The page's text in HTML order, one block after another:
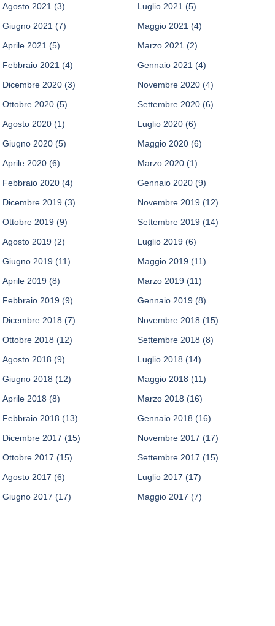
Agosto 2021 (3) Luglio 2021 (5)
Giugno 2021 (7) Maggio 2021 (4)
Aprile 2021 (5) Marzo 2021 (2)
Febbraio 2021 (4) Gennaio 2021 (4)
Dicembre 2020 (3) Novembre 2020 (4)
Ottobre 2020 (5) Settembre 2020 (6)
Agosto 2020 (1) Luglio 2020 (6)
Giugno 2020 (5) Maggio 2020 (6)
Aprile 2020 (6) Marzo 2020 (1)
Febbraio 2020 (4) Gennaio 2020 (9)
Dicembre 2019 (3) Novembre 2019 (12)
Ottobre 2019 (9) Settembre 2019 (14)
Agosto 2019 (2) Luglio 2019 (6)
Giugno 2019 (11) Maggio 2019 (11)
Aprile 2019 (8) Marzo 2019 (11)
Febbraio 2019 (9) Gennaio 2019 (8)
Dicembre 2018 (7) Novembre 2018 (15)
Ottobre 2018 (12) Settembre 2018 (8)
Agosto 2018 (9) Luglio 2018 (14)
Giugno 2018 (12) Maggio 2018 (11)
Aprile 2018 (8) Marzo 2018 (16)
Febbraio 2018 (13) Gennaio 2018 (16)
Dicembre 2017 (15) Novembre 2017 (17)
Ottobre 2017 (15) Settembre 2017 (15)
Agosto 2017 (6) Luglio 2017 (17)
Giugno 2017 (17) Maggio 2017 (7)